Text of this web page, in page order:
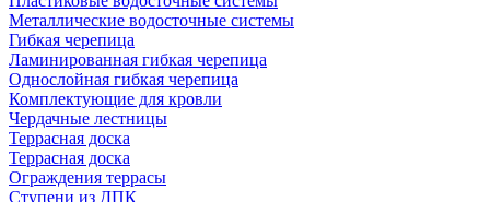
Металлические водосточные системы
Гибкая черепица
Ламинированная гибкая черепица
Однослойная гибкая черепица
Комплектующие для кровли
Чердачные лестницы
Террасная доска
Террасная доска
Ограждения террасы
Ступени из ДПК